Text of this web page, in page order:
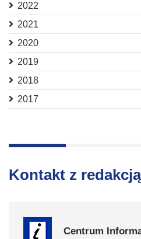
2022
2021
2020
2019
2018
2017
Kontakt z
Centrum